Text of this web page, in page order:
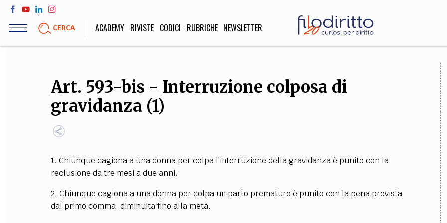
Salta
contenuto
CERCA ACADEMY RIVISTE CODICI RUBRICHE NEWSLETTER
LIFE STYLE
Sport, Cucina, Viaggi,
Moda
SOCIETÀ
Politica, Attualità,
Educazione, Lavoro, Esteri
DIRITTO
STORIA E FILOSOFIA
Scienze storiche,
INNOVAZIONE
Art. 593-bis - Interruzione colposa di
gravidanza (1)
1. Chiunque cagiona a una donna per colpa l'interruzione della gravidanza è punito con la
reclusione da tre mesi a due anni.
2. Chiunque cagiona a una donna per colpa un parto prematuro è punito con la pena prevista
dal primo comma, diminuita fino alla metà.